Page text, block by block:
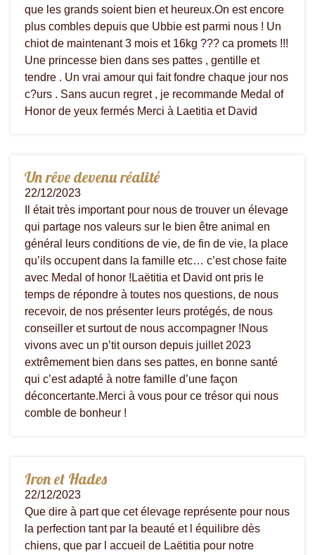
que les grands soient bien et heureux.On est encore
plus combles depuis que Ubbie est parmi nous ! Un
chiot de maintenant 3 mois et 16kg ??? ca promets !!!
Une princesse bien dans ses pattes , gentille et
tendre . Un vrai amour qui fait fondre chaque jour nos
c?urs . Sans aucun regret , je recommande Medal of
Honor de yeux fermés Merci à Laetitia et David
Un rêve devenu réalité
22/12/2023
Il était très important pour nous de trouver un élevage
qui partage nos valeurs sur le bien être animal en
général leurs conditions de vie, de fin de vie, la place
qu’ils occupent dans la famille etc… c’est chose faite
avec Medal of honor !Laëtitia et David ont pris le
temps de répondre à toutes nos questions, de nous
recevoir, de nos présenter leurs protégés, de nous
conseiller et surtout de nous accompagner !Nous
vivons avec un p’tit ourson depuis juillet 2023
extrêmement bien dans ses pattes, en bonne santé
qui c’est adapté à notre famille d’une façon
déconcertante.Merci à vous pour ce trésor qui nous
comble de bonheur !
Iron et Hades
22/12/2023
Que dire à part que cet élevage représente pour nous
la perfection tant par la beauté et l équilibre dès
chiens, que par l accueil de Laëtitia pour notre